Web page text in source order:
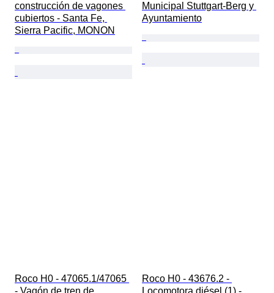
construcción de vagones
cubiertos - Santa Fe,
Sierra Pacific, MONON
Municipal Stuttgart-Berg y
Ayuntamiento
Roco H0 - 47065.1/47065
Roco H0 - 43676.2 -